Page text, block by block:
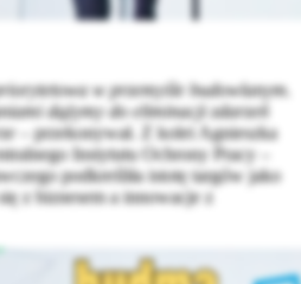
w przemyśle budowlanym.
dążymy do eliminacji zdarzeń
– przekonywał. Z kolei Agnieszka
Instytutu Ochrony Pracy –
podkreśliła istotę targów jako
z biznesem a innowacje z